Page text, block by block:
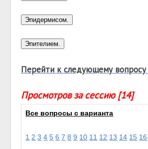
Перейти к следующему вопросу
Просмотров за сессию [14]
Все вопросы с варианта
1 2 3 4 5 6 7 8 9 10 11 12 13 14 15 16